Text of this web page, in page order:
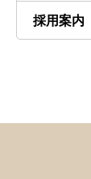
採用案内